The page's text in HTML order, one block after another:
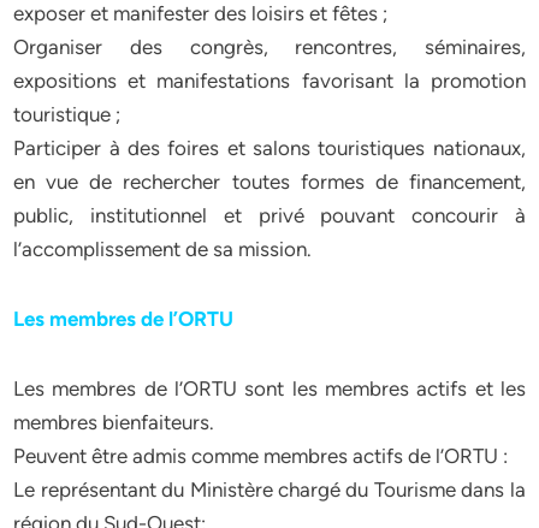
exposer et manifester des loisirs et fêtes ;
Organiser des congrès, rencontres, séminaires,
expositions et manifestations favorisant la promotion
touristique ;
Participer à des foires et salons touristiques nationaux,
en vue de rechercher toutes formes de financement,
public, institutionnel et privé pouvant concourir à
l’accomplissement de sa mission.
Les membres de l’ORTU
Les membres de l’ORTU sont les membres actifs et les
membres bienfaiteurs.
Peuvent être admis comme membres actifs de l’ORTU :
Le représentant du Ministère chargé du Tourisme dans la
région du Sud-Ouest;